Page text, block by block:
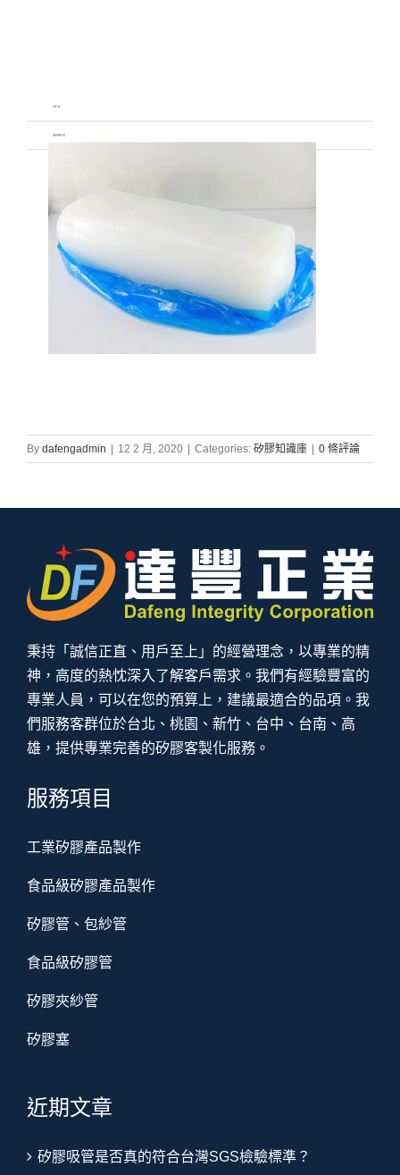
By dafengadmin 12 2 月, 2020 Categories: 矽膠知識庫 0 條評論
秉持「誠信正直、用戶至上」的經營理念，以專業的精
神，高度的熱忱深入了解客戶需求。我們有經驗豐富的
專業人員，可以在您的預算上，建議最適合的品項。我
們服務客群位於台北、桃園、新竹、台中、台南、高
雄，提供專業完善的矽膠客製化服務。
服務項目
工業矽膠產品製作
食品級矽膠產品製作
矽膠管、包紗管
食品級矽膠管
矽膠夾紗管
矽膠塞
近期文章
矽膠吸管是否真的符合台灣SGS檢驗標準？